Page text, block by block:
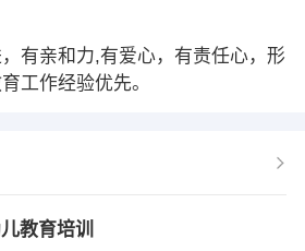
有亲和力,有爱心，有责任心，形
工作经验优先。
教育培训